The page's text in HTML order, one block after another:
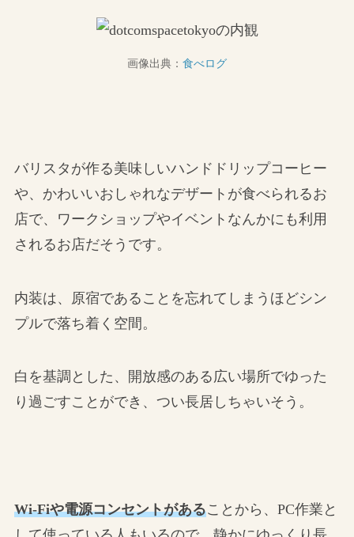
画像出典： 食べログ
バリスタが作る美味しいハンドドリップコーヒー
や、かわいいおしゃれなデザートが食べられるお
店で、ワークショップやイベントなんかにも利用
されるお店だそうです。
内装は、原宿であることを忘れてしまうほどシン
プルで落ち着く空間。
白を基調とした、開放感のある広い場所でゆった
り過ごすことができ、つい長居しちゃいそう。
Wi-Fiや電源コンセントがあることから、PC作業と